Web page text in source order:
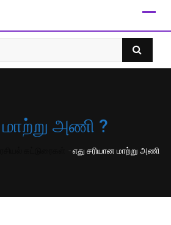
மாற்று அணி ?
-எது சரியான மாற்று அணி